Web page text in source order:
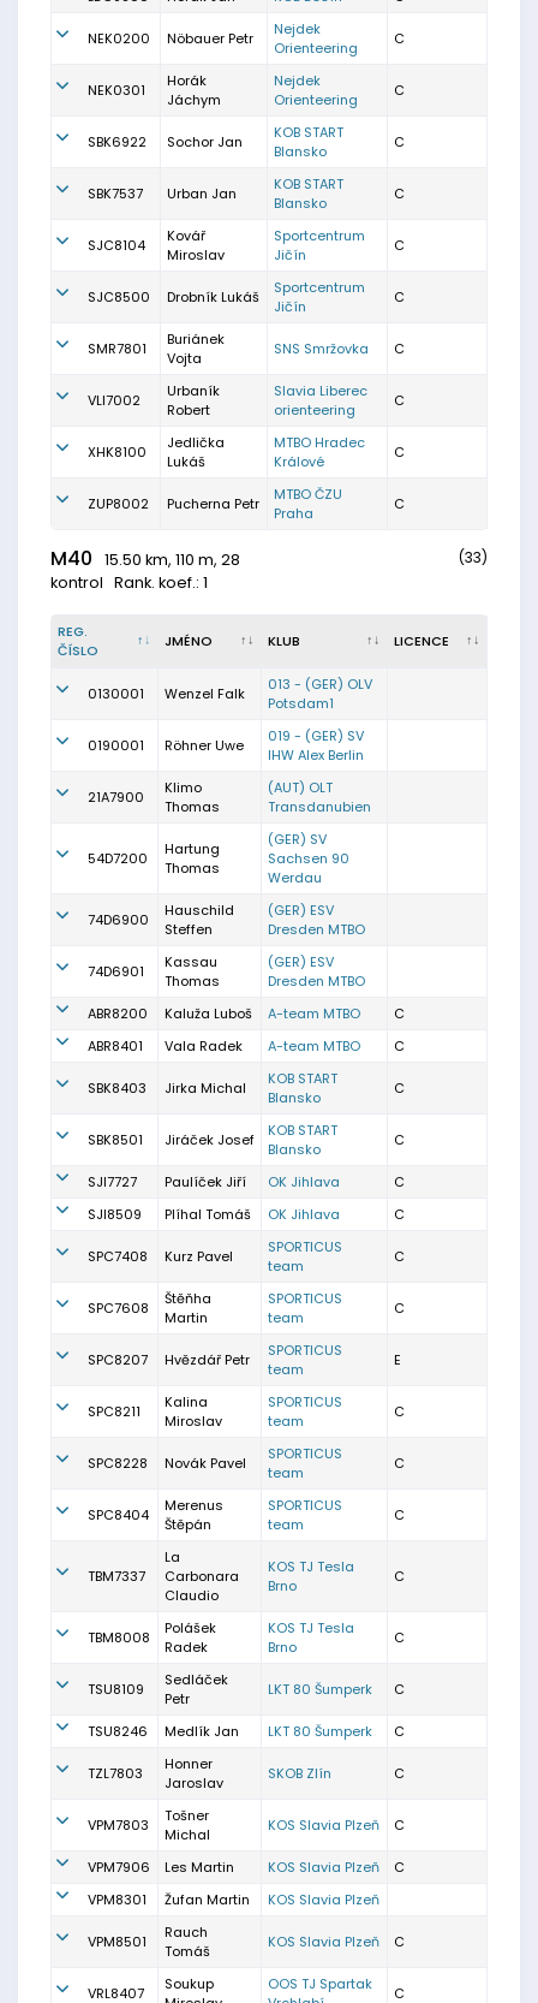
NEK0200 Nöbauer Petr
Nejdek
Orienteering
C
NEK0301
Horák
Jáchym
Nejdek
Orienteering
C
SBK6922 Sochor Jan
KOB START
Blansko
C
SBK7537 Urban Jan
KOB START
Blansko
C
SJC8104
Kovář
Miroslav
Sportcentrum
Jičín
C
SJC8500 Drobník Lukáš
Sportcentrum
Jičín
C
SMR7801
Buriánek
Vojta
SNS Smržovka C
VLI7002
Urbaník
Robert
Slavia Liberec
orienteering
C
XHK8100
Jedlička
Lukáš
MTBO Hradec
Králové
C
ZUP8002 Pucherna Petr
MTBO ČZU
Praha
C
M40
15.50 km, 110 m, 28
kontrol Rank. koef.: 1
(33)
REG.
ČÍSLO
JMÉNO KLUB LICENCE
0130001 Wenzel Falk
013 - (GER) OLV
Potsdam1
0190001 Röhner Uwe
019 - (GER) SV
IHW Alex Berlin
21A7900
Klimo
Thomas
(AUT) OLT
Transdanubien
54D7200
Hartung
Thomas
(GER) SV
Sachsen 90
Werdau
74D6900
Hauschild
Steffen
(GER) ESV
Dresden MTBO
74D6901
Kassau
Thomas
(GER) ESV
Dresden MTBO
ABR8200
Kaluža Luboš A-team MTBO
C
ABR8401
Vala Radek A-team MTBO C
SBK8403 Jirka Michal
KOB START
Blansko
C
SBK8501 Jiráček Josef
KOB START
Blansko
C
SJI7727 Paulíček Jiří OK Jihlava
C
SJI8509
Plíhal Tomáš OK Jihlava C
SPC7408 Kurz Pavel
SPORTICUS
team
C
SPC7608
Štěňha
Martin
SPORTICUS
team
C
SPC8207 Hvězdář Petr
SPORTICUS
team
E
SPC8211
Kalina
Miroslav
SPORTICUS
team
C
SPC8228 Novák Pavel
SPORTICUS
team
C
SPC8404
Merenus
Štěpán
SPORTICUS
team
C
TBM7337
La
Carbonara
Claudio
KOS TJ Tesla
Brno
C
TBM8008
Polášek
Radek
KOS TJ Tesla
Brno
C
TSU8109
Sedláček
Petr
LKT 80 Šumperk C
TSU8246 Medlík Jan LKT 80 Šumperk C
TZL7803
Honner
Jaroslav
SKOB Zlín C
VPM7803
Tošner
Michal
KOS Slavia Plzeň C
VPM7906 Les Martin KOS Slavia Plzeň
C
VPM8301
Žufan Martin KOS Slavia Plzeň
VPM8501
Rauch
Tomáš
KOS Slavia Plzeň C
VRL8407
Soukup
OOS TJ Spartak
C